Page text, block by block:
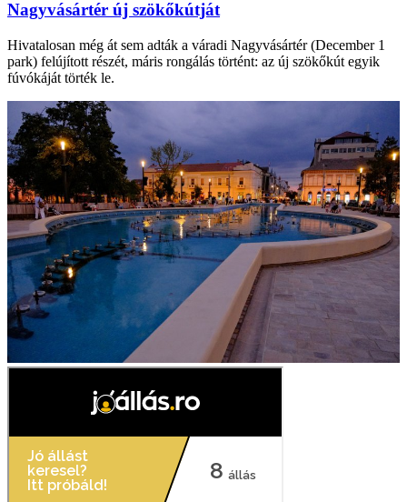
Nagyvásártér új szökőkútját
Hivatalosan még át sem adták a váradi Nagyvásártér (December 1
park) felújított részét, máris rongálás történt: az új szökőkút egyik
fúvókáját törték le.